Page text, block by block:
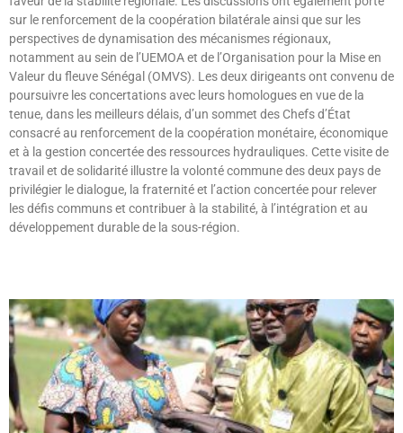
sur le renforcement de la coopération bilatérale ainsi que sur les
perspectives de dynamisation des mécanismes régionaux,
notamment au sein de l’UEMOA et de l’Organisation pour la Mise en
Valeur du fleuve Sénégal (OMVS). Les deux dirigeants ont convenu de
poursuivre les concertations avec leurs homologues en vue de la
tenue, dans les meilleurs délais, d’un sommet des Chefs d’État
consacré au renforcement de la coopération monétaire, économique
et à la gestion concertée des ressources hydrauliques. Cette visite de
travail et de solidarité illustre la volonté commune des deux pays de
privilégier le dialogue, la fraternité et l’action concertée pour relever
les défis communs et contribuer à la stabilité, à l’intégration et au
développement durable de la sous-région.